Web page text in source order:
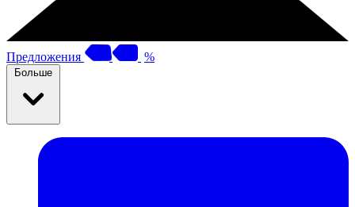
Предложения %
Больше